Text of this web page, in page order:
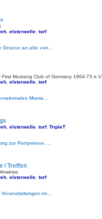
elsterwelle torf
Grüsse an alle von…
Mustang Club of Germany 1964-73 e.V.
elsterwelle torf
Musta…
elsterwelle torf, TripleT
zur Partywiese …
/ Treffen
elsterwelle torf
Veranstaltungen im…